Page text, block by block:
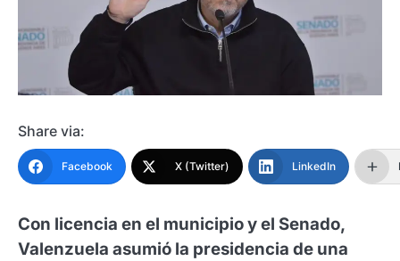
Share via:
Facebook X (Twitter) LinkedIn
Con licencia en el municipio y el Senado,
Valenzuela asumió la presidencia de una